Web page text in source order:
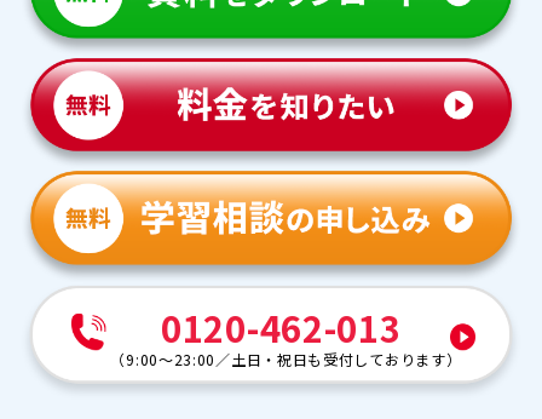
0120-462-013
（9:00～23:00／土日・祝日も受付しております）